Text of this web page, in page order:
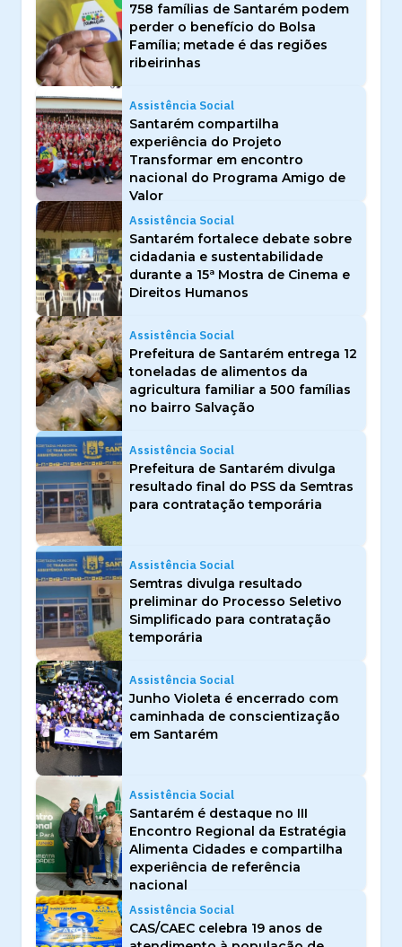
758 famílias de Santarém podem
perder o benefício do Bolsa
Família; metade é das regiões
ribeirinhas
Assistência Social
Santarém compartilha
experiência do Projeto
Transformar em encontro
nacional do Programa Amigo de
Valor
Assistência Social
Santarém fortalece debate sobre
cidadania e sustentabilidade
durante a 15ª Mostra de Cinema e
Direitos Humanos
Assistência Social
Prefeitura de Santarém entrega 12
toneladas de alimentos da
agricultura familiar a 500 famílias
no bairro Salvação
Assistência Social
Prefeitura de Santarém divulga
resultado final do PSS da Semtras
para contratação temporária
Assistência Social
Semtras divulga resultado
preliminar do Processo Seletivo
Simplificado para contratação
temporária
Assistência Social
Junho Violeta é encerrado com
caminhada de conscientização
em Santarém
Assistência Social
Santarém é destaque no III
Encontro Regional da Estratégia
Alimenta Cidades e compartilha
experiência de referência
nacional
Assistência Social
CAS/CAEC celebra 19 anos de